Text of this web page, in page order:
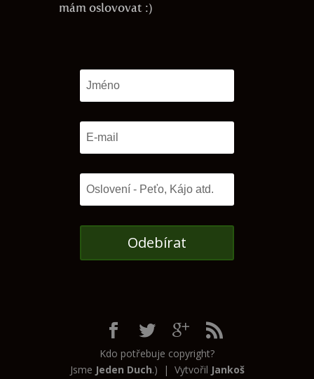
mám oslovovat :)
Odebírat
Kdo potřebuje copyright?
Jsme Jeden Duch.) | Vytvořil Jankoš